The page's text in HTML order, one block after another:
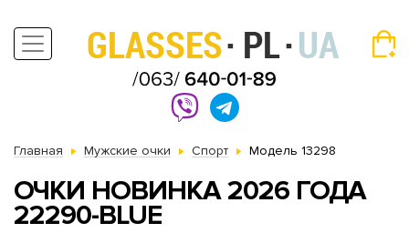
Главная Мужские очки Спорт Модель 13298
ОЧКИ НОВИНКА 2026 ГОДА
22290-BLUE